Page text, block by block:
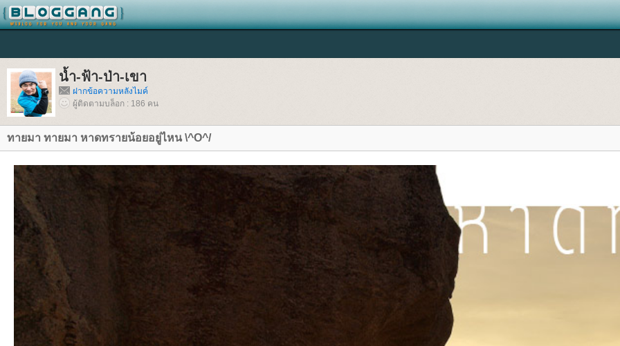
น้ำ-ฟ้า-ป่า-เขา
ฝากข้อความหลังไมค์
ผู้ติดตามบล็อก : 186 คน
ทายมา ทายมา หาดทรายน้อยอยู่ไหน \^O^/